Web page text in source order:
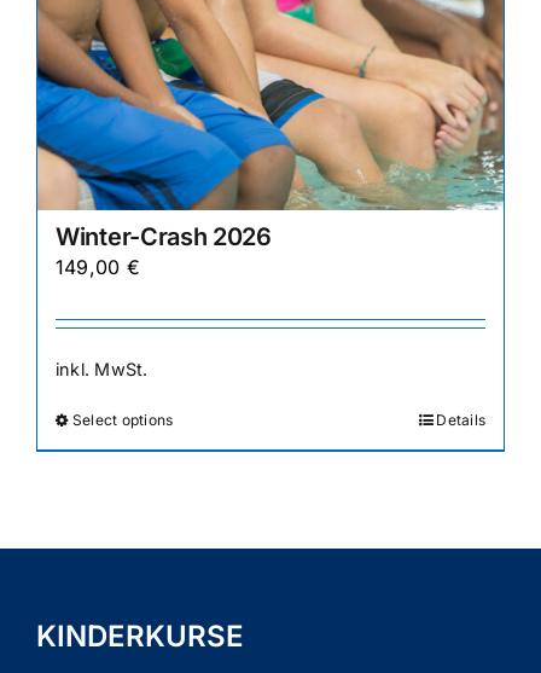
Winter-Crash 2026
149,00 €
inkl. MwSt.
Select optionsDieses
Produkt
Varianten
Die
Optionen
Details
KINDERKURSE